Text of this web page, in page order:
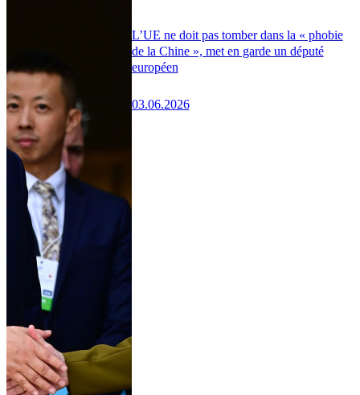
L’UE ne doit pas tomber dans la « phobie
de la Chine », met en garde un député
européen
03.06.2026